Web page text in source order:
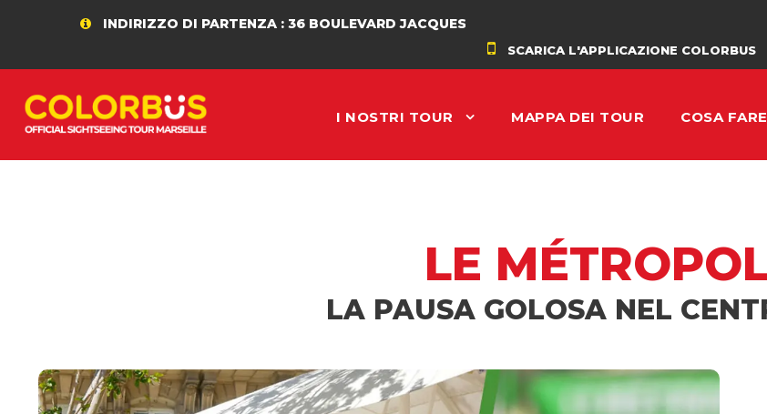
INDIRIZZO DI PARTENZA : 36 BOULEVARD JACQUES SAADÉ
SCARICA L'APPLICAZIONE COLORBUS
I NOSTRI TOUR MAPPA DEI TOUR COSA
LE
LA PAUSA GOLOSA NEL